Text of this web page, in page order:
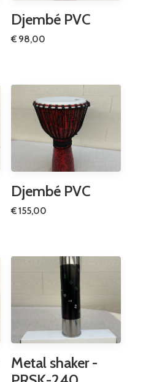
Djembé PVC
€ 98,00
Djembé PVC
€155,00
Metal shaker -